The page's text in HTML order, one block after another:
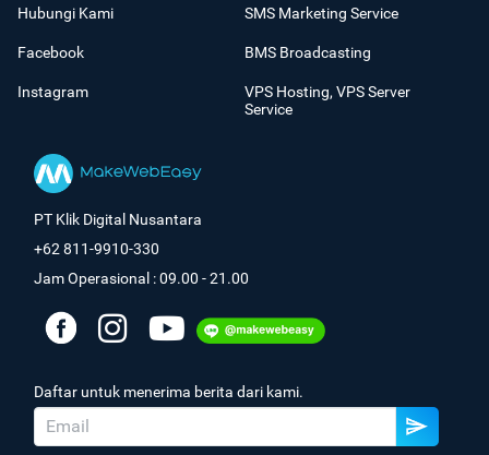
Hubungi Kami
Facebook
Instagram
SMS Marketing Service
BMS Broadcasting
VPS Hosting, VPS Server
Service
PT Klik Digital Nusantara
+62 811-9910-330
Jam Operasional : 09.00 - 21.00
Daftar untuk menerima berita dari kami.